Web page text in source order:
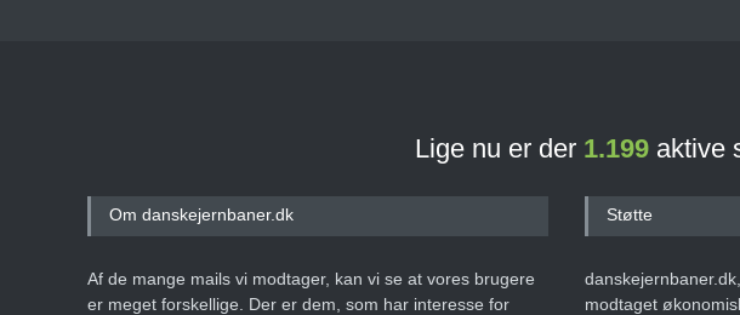
Lige nu er der 1.199 aktive
Om danskejernbaner.dk
Af de mange mails vi modtager, kan vi se at vores brugere
er meget forskellige. Der er dem, som har interesse for
Støtte
modtaget